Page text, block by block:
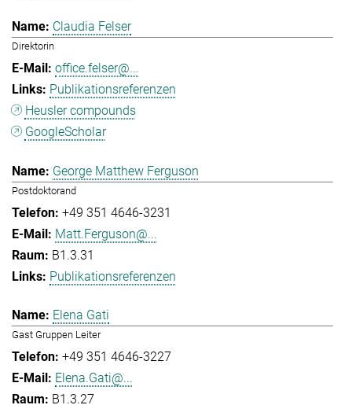
Claudia Felser
Direktorin
office.felser@...
Publikationsreferenzen
Heusler compounds
GoogleScholar
George Matthew Ferguson
Postdoktorand
+49 351 4646-3231
Matt.Ferguson@...
B1.3.31
Publikationsreferenzen
Elena Gati
Gast Gruppen Leiter
+49 351 4646-3227
Elena.Gati@...
B1.3.27